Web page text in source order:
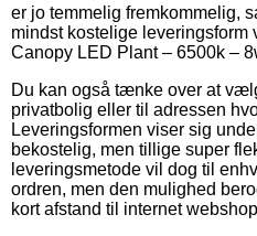
er jo temmelig fremkommelig,
mindst kostelige leveringsform
Canopy LED Plant – 6500k –
Du kan også tænke over at
privatbolig eller til adressen
Leveringsformen viser sig
bekostelig, men tillige super
leveringsmetode vil dog til
ordren, men den mulighed
kort afstand til internet